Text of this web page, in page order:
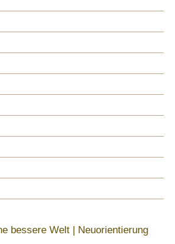
bessere Welt | Neuorientierung